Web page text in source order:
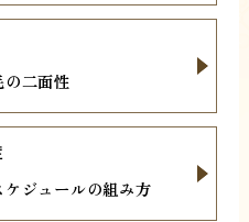
二面性
ジュールの組み方